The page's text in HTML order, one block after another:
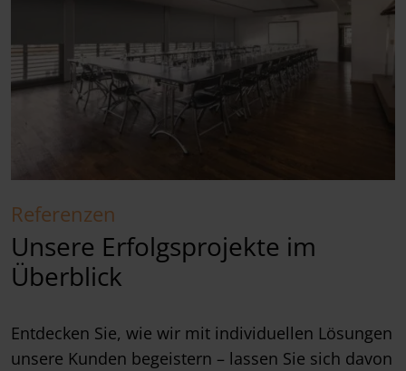
Referenzen
Unsere Erfolgsprojekte im
Überblick
Entdecken Sie, wie wir mit individuellen Lösungen
unsere Kunden begeistern – lassen Sie sich davon